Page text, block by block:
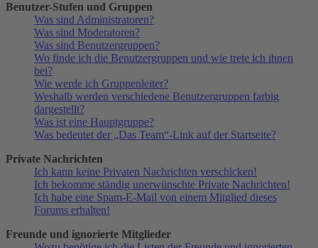
Benutzer-Stufen und Gruppen
Was sind Administratoren?
Was sind Moderatoren?
Was sind Benutzergruppen?
Wo finde ich die Benutzergruppen und wie trete ich ihnen
bei?
Wie werde ich Gruppenleiter?
Weshalb werden verschiedene Benutzergruppen farbig
dargestellt?
Was ist eine Hauptgruppe?
Was bedeutet der „Das Team“-Link auf der Startseite?
Private Nachrichten
Ich kann keine Privaten Nachrichten verschicken!
Ich bekomme ständig unerwünschte Private Nachrichten!
Ich habe eine Spam-E-Mail von einem Mitglied dieses
Forums erhalten!
Freunde und ignorierte Mitglieder